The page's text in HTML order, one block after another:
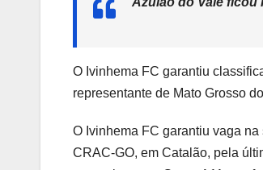
O Ivinhema FC garantiu
representante de Mato Grosso
O Ivinhema FC garantiu vaga
CRAC-GO, em Catalão, pela